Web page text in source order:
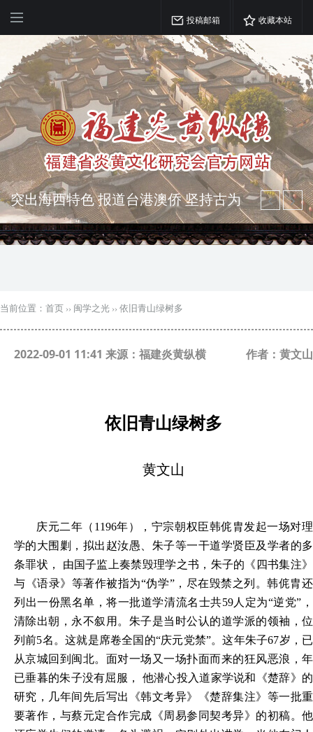
投稿邮箱 收藏本站
弘扬优秀文化 振奋民族精神 介绍民族
瑰宝 宣传中华精英
突出海西特色 报道台港澳侨 坚持古为
当前位置： 首页 ›› 闽学之光 ›› 依旧青山绿树多
2022-09-01 11:41 来源：福建炎黄纵横 作者：黄文山
依旧青山绿树多
黄文山
庆元二年（ 1196年），宁宗朝权臣韩侂胄发起一场对理
学的大围剿，拟出赵汝愚、朱子等一干道学贤臣及学者的多
条罪状， 由国子监上奏禁毁理学之书，朱子的《四书集注》
与《语录》等著作被指为“伪学”，尽在毁禁之列。韩侂胄还
列出一份黑名单，将一批道学清流名士共59人定为“逆党”，
清除出朝，永不叙用。朱子是当时公认的道学派的领袖，位
列前5名。这就是席卷全国的“庆元党禁”。这年朱子67岁，已
从京城回到闽北。面对一场又一场扑面而来的狂风恶浪，年
已垂暮的朱子没有屈服， 他潜心投入道家学说和《楚辞》的
研究，几年间先后写出《韩文考异》《楚辞集注》等一批重
要著作，与蔡元定合作完成《周易参同契考异》的初稿。他